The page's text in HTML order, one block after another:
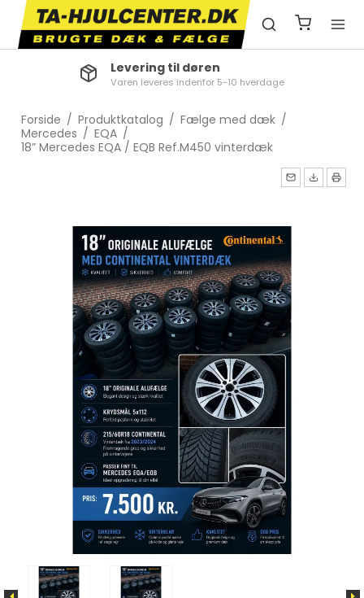
Levering til døren
Varen leveres indenfor 5-10 hverdage
Forside / Produktkatalog / Fælge med dæk /
Mercedes / EQA /
18” Mercedes EQA / EQB Ref.M450 vinterdæk